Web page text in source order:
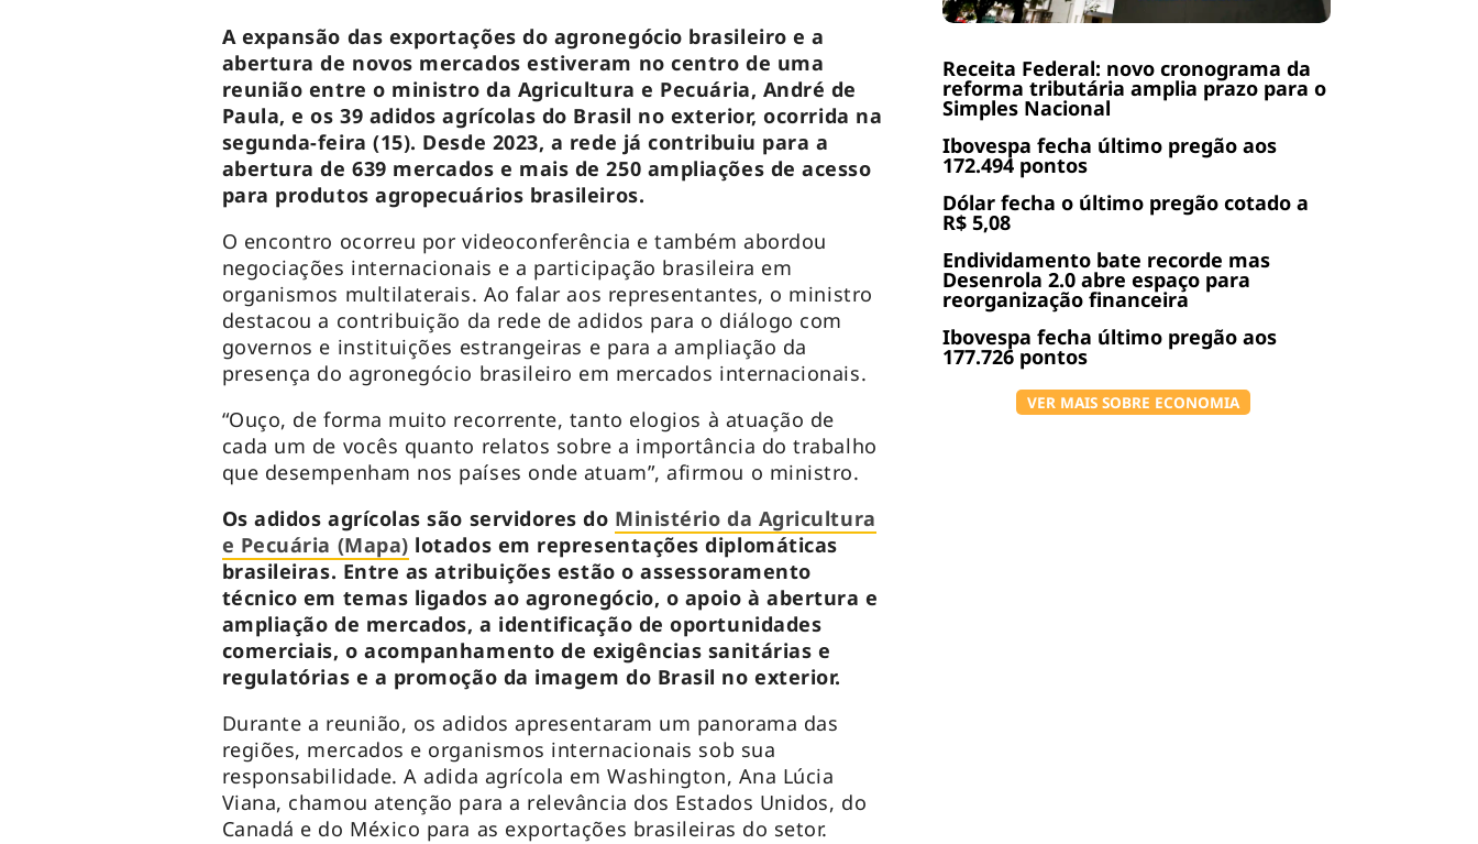
Receita Federal: novo cronograma da
reforma tributária amplia prazo para o
Simples Nacional
Ibovespa fecha último pregão aos
172.494 pontos
Dólar fecha o último pregão cotado a
R$ 5,08
Endividamento bate recorde mas
Desenrola 2.0 abre espaço para
reorganização financeira
Ibovespa fecha último pregão aos
177.726 pontos
VER MAIS SOBRE ECONOMIA
A expansão das exportações do agronegócio brasileiro e a
abertura de novos mercados estiveram no centro de uma
reunião entre o ministro da Agricultura e Pecuária, André de
Paula, e os 39 adidos agrícolas do Brasil no exterior, ocorrida na
segunda-feira (15). Desde 2023, a rede já contribuiu para a
abertura de 639 mercados e mais de 250 ampliações de acesso
para produtos agropecuários brasileiros.
O encontro ocorreu por videoconferência e também abordou
negociações internacionais e a participação brasileira em
organismos multilaterais. Ao falar aos representantes, o ministro
destacou a contribuição da rede de adidos para o diálogo com
governos e instituições estrangeiras e para a ampliação da
presença do agronegócio brasileiro em mercados internacionais.
“Ouço, de forma muito recorrente, tanto elogios à atuação de
cada um de vocês quanto relatos sobre a importância do trabalho
que desempenham nos países onde atuam”, afirmou o ministro.
Os adidos agrícolas são servidores do Ministério da Agricultura
e Pecuária (Mapa) lotados em representações diplomáticas
brasileiras. Entre as atribuições estão o assessoramento
técnico em temas ligados ao agronegócio, o apoio à abertura e
ampliação de mercados, a identificação de oportunidades
comerciais, o acompanhamento de exigências sanitárias e
regulatórias e a promoção da imagem do Brasil no exterior.
Durante a reunião, os adidos apresentaram um panorama das
regiões, mercados e organismos internacionais sob sua
responsabilidade. A adida agrícola em Washington, Ana Lúcia
Viana, chamou atenção para a relevância dos Estados Unidos, do
Canadá e do México para as exportações brasileiras do setor.